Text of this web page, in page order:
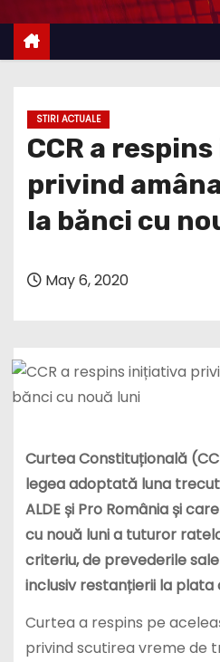
STIRI ACTUALE
CCR a
privind
la bănci cu
May 6, 2020
Curtea Constituțională
legea adoptată luna
ALDE și Pro România și
cu nouă luni a tuturor
criteriu, de prevederile
inclusiv restanțierii la plata
Curtea a respins pe
privind scutirea vreme de